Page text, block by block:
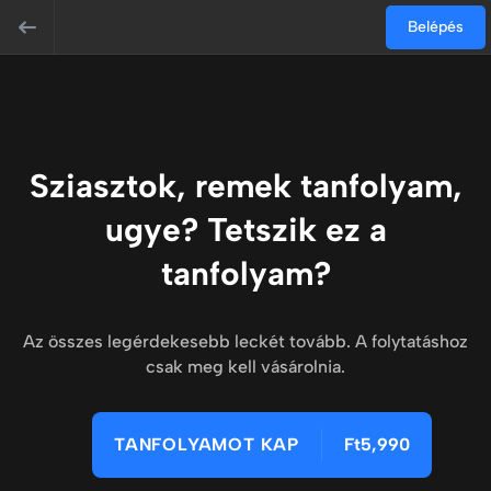
Belépés
Sziasztok, remek tanfolyam,
ugye? Tetszik ez a
tanfolyam?
Az összes legérdekesebb leckét tovább. A folytatáshoz
csak meg kell vásárolnia.
TANFOLYAMOT KAP Ft5,990